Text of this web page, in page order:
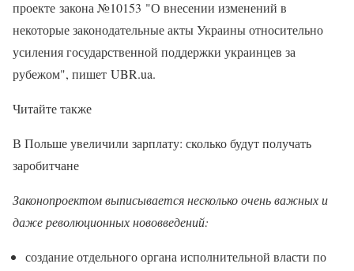
проекте закона №10153 "О внесении изменений в
некоторые законодательные акты Украины относительно
усиления государственной поддержки украинцев за
рубежом", пишет UBR.ua.
Читайте также
В Польше увеличили зарплату: сколько будут получать
заробитчане
Законопроектом выписывается несколько очень важных и
даже революционных нововведений:
создание отдельного органа исполнительной власти по